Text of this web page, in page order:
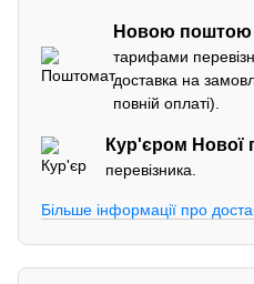
Новою поштою
тарифами
доставка на
повній оплаті).
Кур'єром Нової
перевізника.
Більше інформації про